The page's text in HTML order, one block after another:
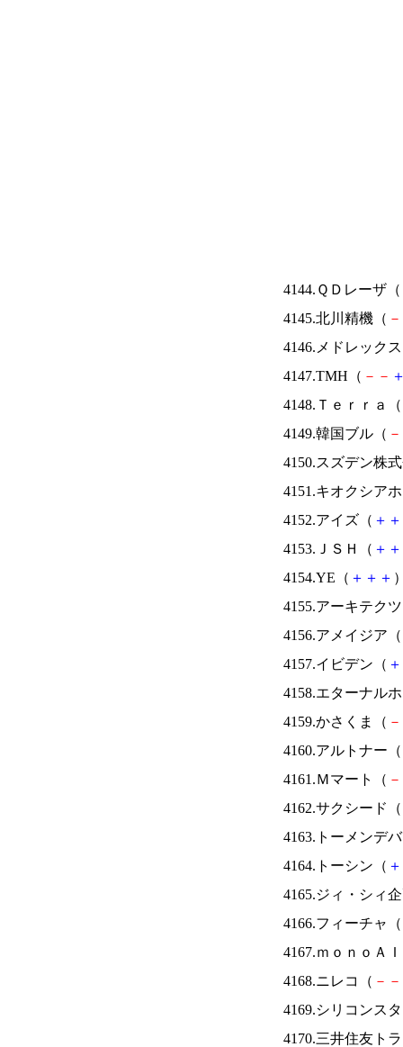
4144.ＱＤレーザ（
4145.北川精機（ －
4146.メドレック
4147.TMH（ － －
4148.Ｔｅｒｒａ（
4149.韓国ブル（ －
4150.スズデン株
4151.キオクシア
4152.アイズ（ ＋ ＋
4153.ＪＳＨ（ ＋ ＋
4154.YE（ ＋ ＋ ＋
4155.アーキテク
4156.アメイジア（
4157.イビデン（ ＋
4158.エターナル
4159.かさくま（ －
4160.アルトナー（
4161.Ｍマート（ －
4162.サクシード（
4163.トーメンデ
4164.トーシン（ ＋
4165.ジィ・シィ
4166.フィーチャ（
4167.ｍｏｎｏＡ
4168.ニレコ（ － －
4169.シリコンス
4170.三井住友ト